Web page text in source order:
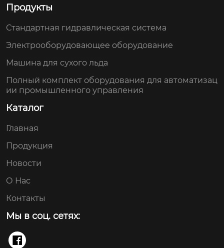
Продукты
Стандартная гидравлическая система
Электрооборудовающее оборудование
Машина для сухого льда
Полный комплект оборудования для автоматизац
ии промышленного управления
Каталог
Главная
Продукция
Новости
О Нас
Контакты
Мы в соц. сетях:
